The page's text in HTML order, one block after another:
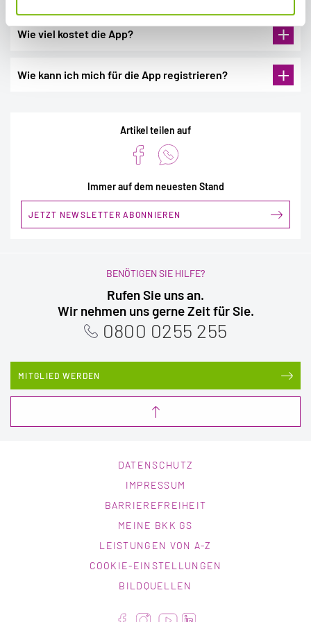
Wie viel kostet die App?
Wie kann ich mich für die App registrieren?
https://neolexon.de/hilfe/
Artikel teilen auf
Immer auf dem neuesten Stand
JETZT NEWSLETTER ABONNIEREN
BENÖTIGEN SIE HILFE?
Rufen Sie uns an.
Wir nehmen uns gerne Zeit für Sie.
0800 0255 255
MITGLIED WERDEN
DATENSCHUTZ
IMPRESSUM
BARRIEREFREIHEIT
MEINE BKK GS
LEISTUNGEN VON A-Z
COOKIE-EINSTELLUNGEN
BILDQUELLEN